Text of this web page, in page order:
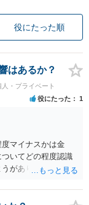
役にたった順
はあるか？
人・プライベート
役にたった 1
マイナスかは金
いてどの程度認識
がありません。 と
す。